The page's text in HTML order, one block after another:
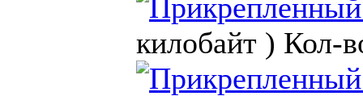
килобайт ) Кол-